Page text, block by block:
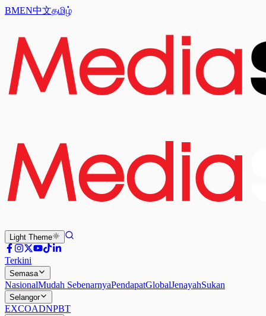
BMEN中文தமிழ்
Light Theme
Terkini
Semasa
NasionalMudah SebenarnyaPendapatGlobalJenayahSukan
Selangor
EXCOADNPBT